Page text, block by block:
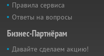
Правила сервиса
Ответы на вопросы
Бизнес-Партнёрам
Давайте сделаем акцию!